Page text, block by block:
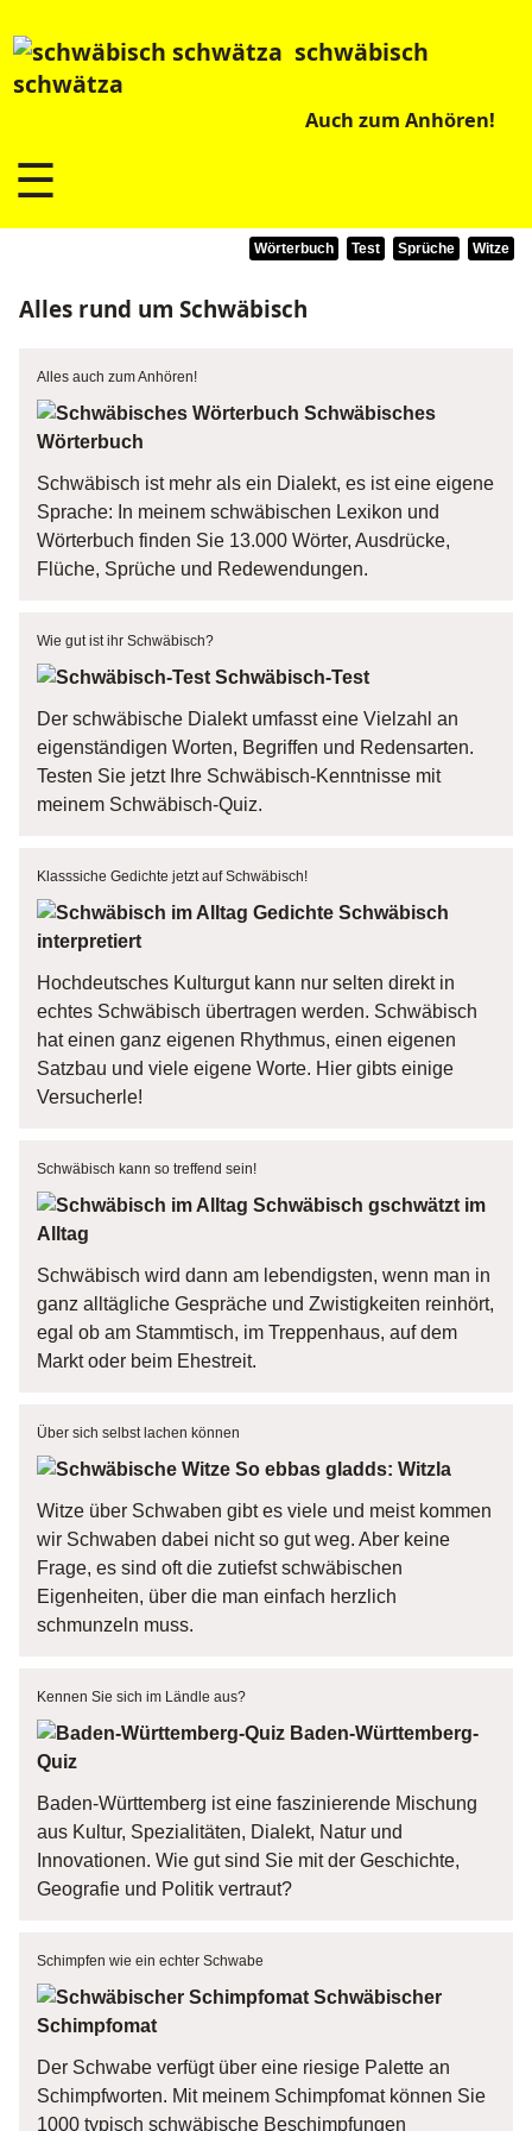
schwäbisch
schwätza
Auch zum Anhören!
☰
Wörterbuch Test Sprüche Witze
Alles rund um Schwäbisch
Alles auch zum Anhören!
Schwäbisches
Wörterbuch
Schwäbisch ist mehr als ein Dialekt, es ist eine eigene
Sprache: In meinem schwäbischen Lexikon und
Wörterbuch finden Sie 13.000 Wörter, Ausdrücke,
Flüche, Sprüche und Redewendungen.
Wie gut ist ihr Schwäbisch?
Schwäbisch-Test
Der schwäbische Dialekt umfasst eine Vielzahl an
eigenständigen Worten, Begriffen und Redensarten.
Testen Sie jetzt Ihre Schwäbisch-Kenntnisse mit
meinem Schwäbisch-Quiz.
Klasssiche Gedichte jetzt auf Schwäbisch!
Gedichte Schwäbisch
interpretiert
Hochdeutsches Kulturgut kann nur selten direkt in
echtes Schwäbisch übertragen werden. Schwäbisch
hat einen ganz eigenen Rhythmus, einen eigenen
Satzbau und viele eigene Worte. Hier gibts einige
Versucherle!
Schwäbisch kann so treffend sein!
Schwäbisch gschwätzt im
Alltag
Schwäbisch wird dann am lebendigsten, wenn man in
ganz alltägliche Gespräche und Zwistigkeiten reinhört,
egal ob am Stammtisch, im Treppenhaus, auf dem
Markt oder beim Ehestreit.
Über sich selbst lachen können
So ebbas gladds: Witzla
Witze über Schwaben gibt es viele und meist kommen
wir Schwaben dabei nicht so gut weg. Aber keine
Frage, es sind oft die zutiefst schwäbischen
Eigenheiten, über die man einfach herzlich
schmunzeln muss.
Kennen Sie sich im Ländle aus?
Baden-Württemberg-
Quiz
Baden-Württemberg ist eine faszinierende Mischung
aus Kultur, Spezialitäten, Dialekt, Natur und
Innovationen. Wie gut sind Sie mit der Geschichte,
Geografie und Politik vertraut?
Schimpfen wie ein echter Schwabe
Schwäbischer
Schimpfomat
Der Schwabe verfügt über eine riesige Palette an
Schimpfworten. Mit meinem Schimpfomat können Sie
1000 typisch schwäbische Beschimpfungen